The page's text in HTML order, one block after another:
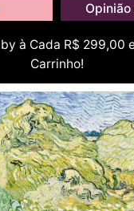
à Cada R$ 299,00
Carrinho!